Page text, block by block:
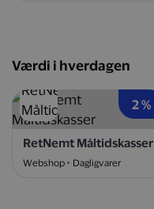
Værdi i hverdagen
2 %
RetNemt Måltidskasser
Webshop Dagligvarer